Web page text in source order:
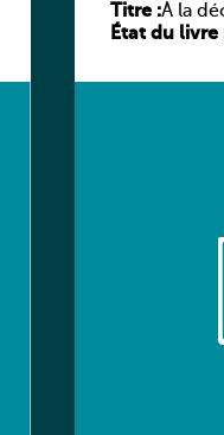
Titre :À la
État du livre